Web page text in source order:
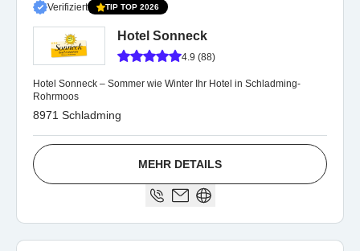
Verifiziert TIP TOP 2026
Hotel Sonneck
4.9 (88)
Hotel Sonneck – Sommer wie Winter Ihr Hotel in Schladming-
Rohrmoos
8971 Schladming
MEHR DETAILS